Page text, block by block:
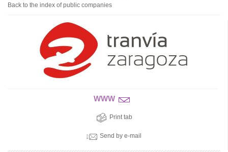
Back to the index of public companies
WWW
Print tab
Send by e-mail